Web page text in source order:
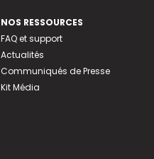
NOS RESSOURCES
FAQ et support
Actualités
Communiqués de Presse
Kit Média